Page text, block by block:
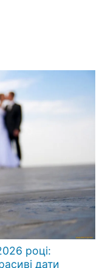
році:
дати